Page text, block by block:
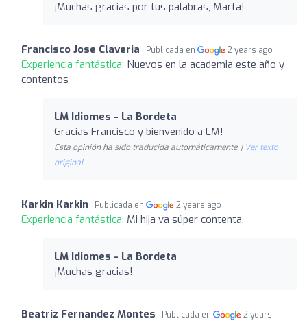
¡Muchas gracias por tus palabras, Marta!
Francisco Jose Claveria Publicada en 2 years ago
Experiencia fantástica: Nuevos en la academia este año y
contentos
LM Idiomes - La Bordeta
Gracias Francisco y bienvenido a LM!
Esta opinión ha sido traducida automáticamente. | Ver texto
original
Karkin Karkin Publicada en 2 years ago
Experiencia fantástica: Mi hija va súper contenta.
LM Idiomes - La Bordeta
¡Muchas gracias!
Beatriz Fernandez Montes Publicada en
2 years